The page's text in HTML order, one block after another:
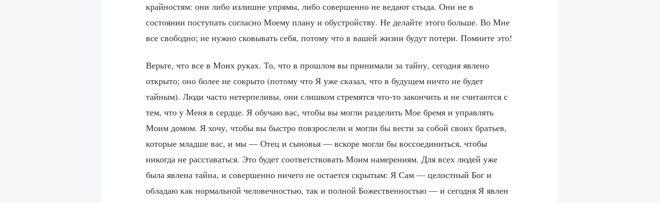
крайностям: они либо излишне упрямы, либо совершенно не ведают стыда. Они не в
состоянии поступать согласно Моему плану и обустройству. Не делайте этого больше. Во Мне
все свободно; не нужно сковывать себя, потому что в вашей жизни будут потери. Помните это!
Верьте, что все в Моих руках. То, что в прошлом вы принимали за тайну, сегодня явлено
открыто; оно более не сокрыто (потому что Я уже сказал, что в будущем ничто не будет
тайным). Люди часто нетерпеливы, они слишком стремятся что-то закончить и не считаются с
тем, что у Меня в сердце. Я обучаю вас, чтобы вы могли разделить Мое бремя и управлять
Моим домом. Я хочу, чтобы вы быстро повзрослели и могли бы вести за собой своих братьев,
которые младше вас, и мы — Отец и сыновья — вскоре могли бы воссоединиться, чтобы
никогда не расставаться. Это будет соответствовать Моим намерениям. Для всех людей уже
была явлена тайна, и совершенно ничего не остается скрытым: Я Сам — целостный Бог и
обладаю как нормальной человечностью, так и полной Божественностью — и сегодня Я явлен